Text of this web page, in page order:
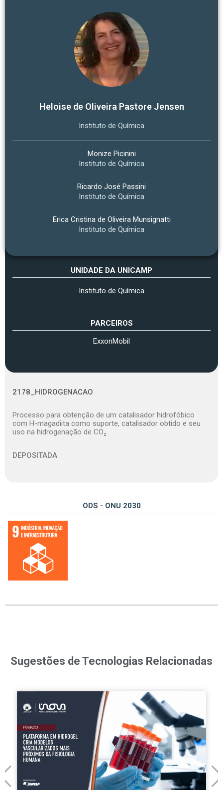
Heloise de Oliveira Pastore Jensen
Instituto de Química
Monize Picinini
Instituto de Química
Ricardo José Passini
Instituto de Química
Erica Cristina de Oliveira Munsignatti
Instituto de Química
UNIDADE DA UNICAMP
Instituto de Química
PARCEIROS
ExxonMobil
2178_HIDROGENACAO
Processo para obtenção de um catalisador hidrofóbico
com H-magadiita como suporte, catalisador obtido e seu
uso na hidrogenação de CO₂
DEPOSITADA
ODS - ONU 2030
Sugestões de Tecnologias Relacionadas